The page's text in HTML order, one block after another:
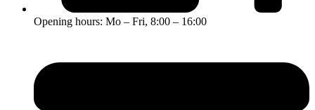
Opening hours: Mo – Fri, 8:00 – 16:00